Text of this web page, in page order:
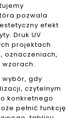
pozwala
efekt
Druk UV
projektach
oznaczeniach,
gdy
czytelnym
konkretnego
pełnić funkcję